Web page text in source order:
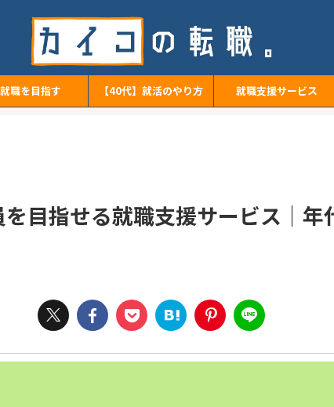
職を目指す 【40代】就活のやり方 就職支援サービス
を目指せる就職支援サービス｜